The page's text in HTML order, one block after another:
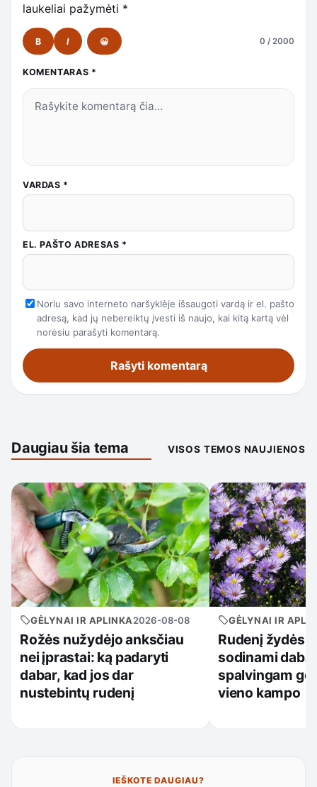
laukeliai pažymėti *
B I 😀 0 / 2000
KOMENTARAS *
VARDAS *
EL. PAŠTO ADRESAS *
Noriu savo interneto naršyklėje išsaugoti vardą ir el. pašto
adresą, kad jų nebereiktų įvesti iš naujo, kai kitą kartą vėl
norėsiu parašyti komentarą.
Daugiau šia tema VISOS TEMOS NAUJIENOS
GĖLYNAI IR APLINKA2026-08-08
Rožės nužydėjo anksčiau
nei įprastai: ką padaryti
dabar, kad jos dar
nustebintų rudenį
GĖLYNAI IR
Rudenį
sodinami
spalvingam
vieno kampo
IEŠKOTE DAUGIAU?